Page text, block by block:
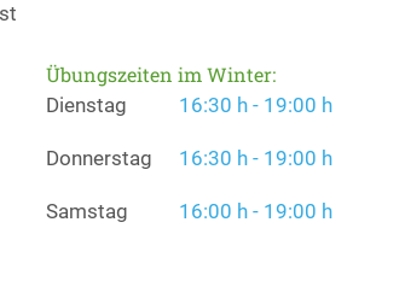
Übungszeiten im Winter:
Dienstag 16:30 h - 19:00 h
Donnerstag 16:30 h - 19:00 h
Samstag 16:00 h - 19:00 h